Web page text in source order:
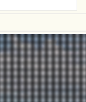
Gudzu
friday!
電話